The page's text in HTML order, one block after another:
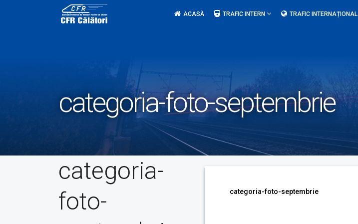
ACASĂ TRAFIC INTERN TRAFIC INTERNAȚIONAL
categoria-foto-septembrie
categoria-
foto-
categoria-foto-septembrie